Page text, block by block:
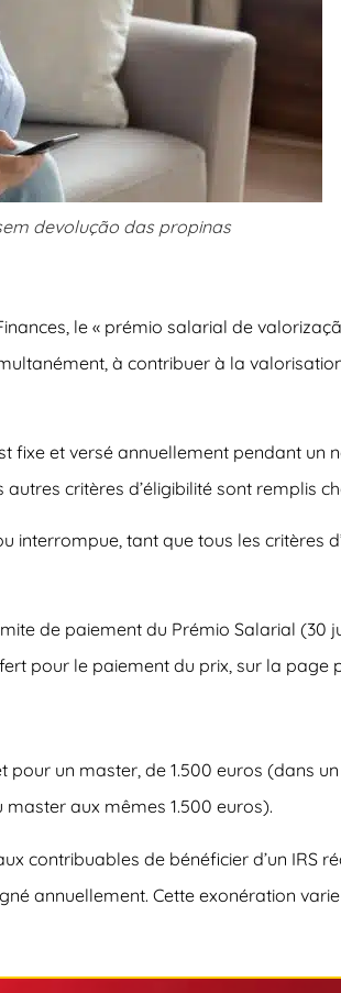
devolução das propinas
le « prémio salarial de
à contribuer à la
fixe et versé annuellement pendant un
critères d’éligibilité sont remplis
tant que tous les critères
de paiement du Prémio Salarial (30
pour le paiement du prix, sur la
pour un master, de 1.500 euros (dans
aux mêmes 1.500 euros).
contribuables de bénéficier d’un IRS
annuellement. Cette exonération